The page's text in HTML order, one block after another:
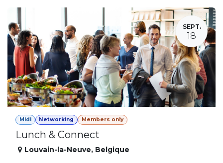
SEPT.
18
Midi Networking Members only
Lunch & Connect
Louvain-la-Neuve, Belgique